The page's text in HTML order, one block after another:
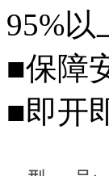
95%以
■保障
■即开